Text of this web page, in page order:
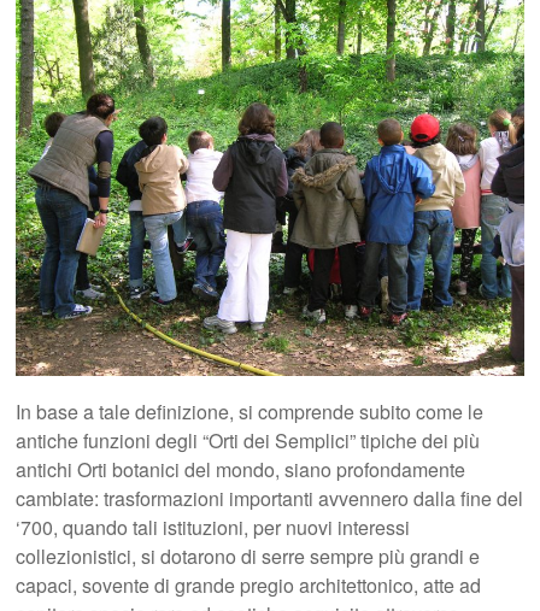
In base a tale definizione, si comprende subito come le
antiche funzioni degli “Orti dei Semplici” tipiche dei più
antichi Orti botanici del mondo, siano profondamente
cambiate: trasformazioni importanti avvennero dalla fine del
‘700, quando tali istituzioni, per nuovi interessi
collezionistici, si dotarono di serre sempre più grandi e
capaci, sovente di grande pregio architettonico, atte ad